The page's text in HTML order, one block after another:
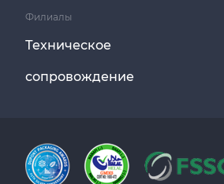
Филиалы
Техническое
сопровождение